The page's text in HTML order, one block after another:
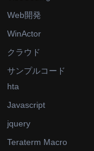
Web開発
WinActor
クラウド
サンプルコード
hta
Javascript
jquery
Teraterm Macro